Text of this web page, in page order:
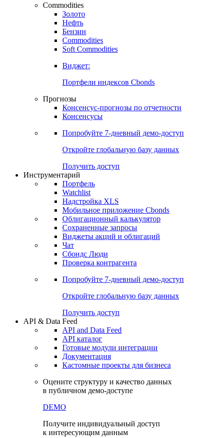
Commodities
Золото
Нефть
Бензин
Commodities
Soft Commodities
Виджет:
Портфели индексов Cbonds
Прогнозы
Консенсус-прогнозы по отчетности
Консенсусы
Попробуйте 7-дневный демо-доступ
Откройте глобальную базу данных
Получить доступ
Инструментарий
Портфель
Watchlist
Надстройка XLS
Мобильное приложение Cbonds
Облигационный калькулятор
Сохраненные запросы
Виджеты акций и облигаций
Чат
Сбондс Люди
Проверка контрагента
Попробуйте 7-дневный демо-доступ
Откройте глобальную базу данных
Получить доступ
API & Data Feed
API and Data Feed
API каталог
Готовые модули интеграции
Документация
Кастомные проекты для бизнеса
Оцените структуру и качество данных
в публичном демо-доступе
DEMO
Получите индивидуальный доступ
к интересующим данным